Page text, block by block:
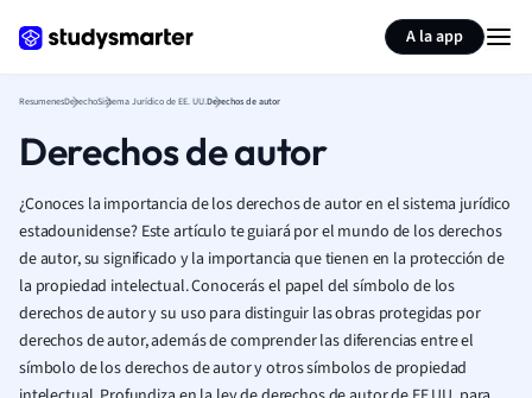
A la app
ResumenesDerechoSistema Jurídico de EE. UU.Derechos de autor
Derechos de autor
¿Conoces la importancia de los derechos de autor en el sistema jurídico
estadounidense? Este artículo te guiará por el mundo de los derechos
de autor, su significado y la importancia que tienen en la protección de
la propiedad intelectual. Conocerás el papel del símbolo de los
derechos de autor y su uso para distinguir las obras protegidas por
derechos de autor, además de comprender las diferencias entre el
símbolo de los derechos de autor y otros símbolos de propiedad
Resumir página